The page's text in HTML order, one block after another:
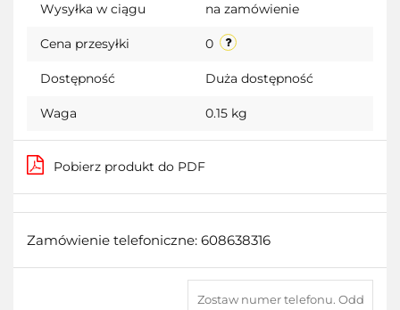
Wysyłka w ciągu na zamówienie
Cena przesyłki 0
Dostępność Duża dostępność
Waga 0.15 kg
Pobierz produkt do PDF
Zamówienie telefoniczne: 608638316